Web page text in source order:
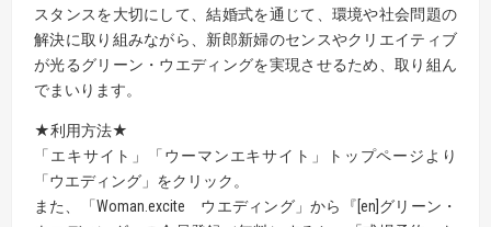
スタンスを大切にして、結婚式を通じて、環境や社会問題の
解決に取り組みながら、新郎新婦のセンスやクリエイティブ
が光るグリーン・ウエディングを実現させるため、取り組ん
でまいります。
★利用方法★
「エキサイト」「ウーマンエキサイト」トップページより
「ウエディング」をクリック。
また、「Woman.excite ウエディング」から『[en]グリーン・